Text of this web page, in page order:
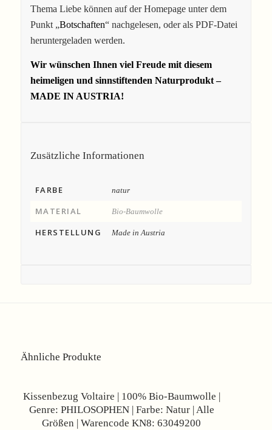
Thema Liebe können auf der Homepage unter dem
Punkt „Botschaften“ nachgelesen, oder als PDF-Datei
heruntergeladen werden.
Wir wünschen Ihnen viel Freude mit diesem
heimeligen und sinnstiftenden Naturprodukt –
MADE IN AUSTRIA!
Zusätzliche Informationen
FARBE natur
MATERIAL Bio-Baumwolle
HERSTELLUNG Made in Austria
Ähnliche Produkte
Kissenbezug Voltaire | 100% Bio-Baumwolle |
Genre: PHILOSOPHEN | Farbe: Natur | Alle
Größen | Warencode KN8: 63049200